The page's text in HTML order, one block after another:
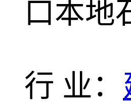
口本地
行 业：